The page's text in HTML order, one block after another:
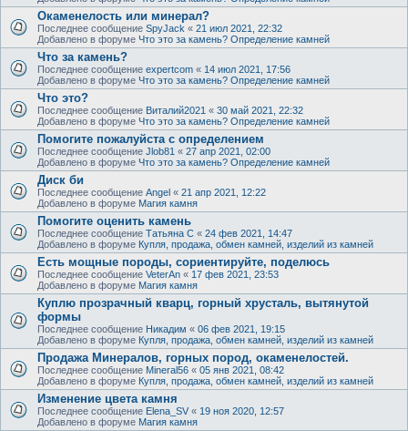
Окаменелость или минерал?
Последнее сообщение SpyJack « 21 июл 2021, 22:32
Добавлено в форуме Что это за камень? Определение камней
Что за камень?
Последнее сообщение expertcom « 14 июл 2021, 17:56
Добавлено в форуме Что это за камень? Определение камней
Что это?
Последнее сообщение Виталий2021 « 30 май 2021, 22:32
Добавлено в форуме Что это за камень? Определение камней
Помогите пожалуйста с определением
Последнее сообщение Jlob81 « 27 апр 2021, 02:00
Добавлено в форуме Что это за камень? Определение камней
Диск би
Последнее сообщение Angel « 21 апр 2021, 12:22
Добавлено в форуме Магия камня
Помогите оценить камень
Последнее сообщение Татьяна С « 24 фев 2021, 14:47
Добавлено в форуме Купля, продажа, обмен камней, изделий из камней
Есть мощные породы, сориентируйте, поделюсь
Последнее сообщение VeterAn « 17 фев 2021, 23:53
Добавлено в форуме Магия камня
Куплю прозрачный кварц, горный хрусталь, вытянутой
формы
Последнее сообщение Никадим « 06 фев 2021, 19:15
Добавлено в форуме Купля, продажа, обмен камней, изделий из камней
Продажа Минералов, горных пород, окаменелостей.
Последнее сообщение Mineral56 « 05 янв 2021, 08:42
Добавлено в форуме Купля, продажа, обмен камней, изделий из камней
Изменение цвета камня
Последнее сообщение Elena_SV « 19 ноя 2020, 12:57
Добавлено в форуме Магия камня